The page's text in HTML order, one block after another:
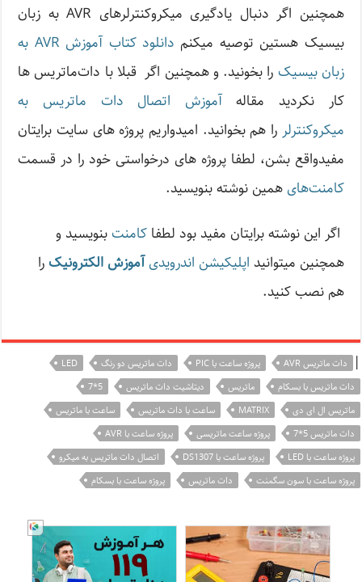
همچنین اگر دنبال یادگیری میکروکنترلرهای AVR به زبان
بیسیک هستین توصیه میکنم
دانلود کتاب آموزش AVR به
زبان بیسیک را بخونید. و همچنین اگر قبلا با دات‌ماتریس ها
کار نکردید مقالهآموزش اتصال دات ماتریس به
میکروکنترلر را هم بخوانید. امیدواریم پروژه های سایت برایتان
مفیدواقع بشن، لطفا پروژه های درخواستی خود را در قسمت
کامنت‌های همین نوشته بنویسید.
اگر این نوشته‌ برایتان مفید بود لطفاکامنت بنویسید و
همچنین میتوانید اپلیکیشن اندرویدیآموزش الکترونیک را
هم نصب کنید.
| دات ماتریس AVR پروژه ساعت با PIC دات ماتریس دو رنگ
LED
دات ماتریس با بسکام
ماتریس دیتاشیت دات ماتریس
5*7
ماتریس ال ای دی
MATRIX ساعت با دات ماتریس
ساعت با ماتریس
دات ماتریس 5*7
پروژه ساعت ماتریسی
پروژه ساعت با AVR
پروژه ساعت با LED
پروژه ساعت با DS1307
اتصال دات ماتریس به میکرو
پروژه ساعت با سون سگمنت
دات ماتریس پروژه ساعت با بسکام